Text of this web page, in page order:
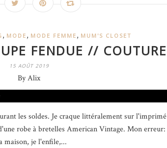
, MODE , MODE FEMME , MUM'S CLOSET
FENDUE // COUTURE
15 AOÛT 2019
By Alix
les soldes. Je craque littéralement sur l'imprimé
robe à bretelles American Vintage. Mon erreur:
maison, je l'enfile,...